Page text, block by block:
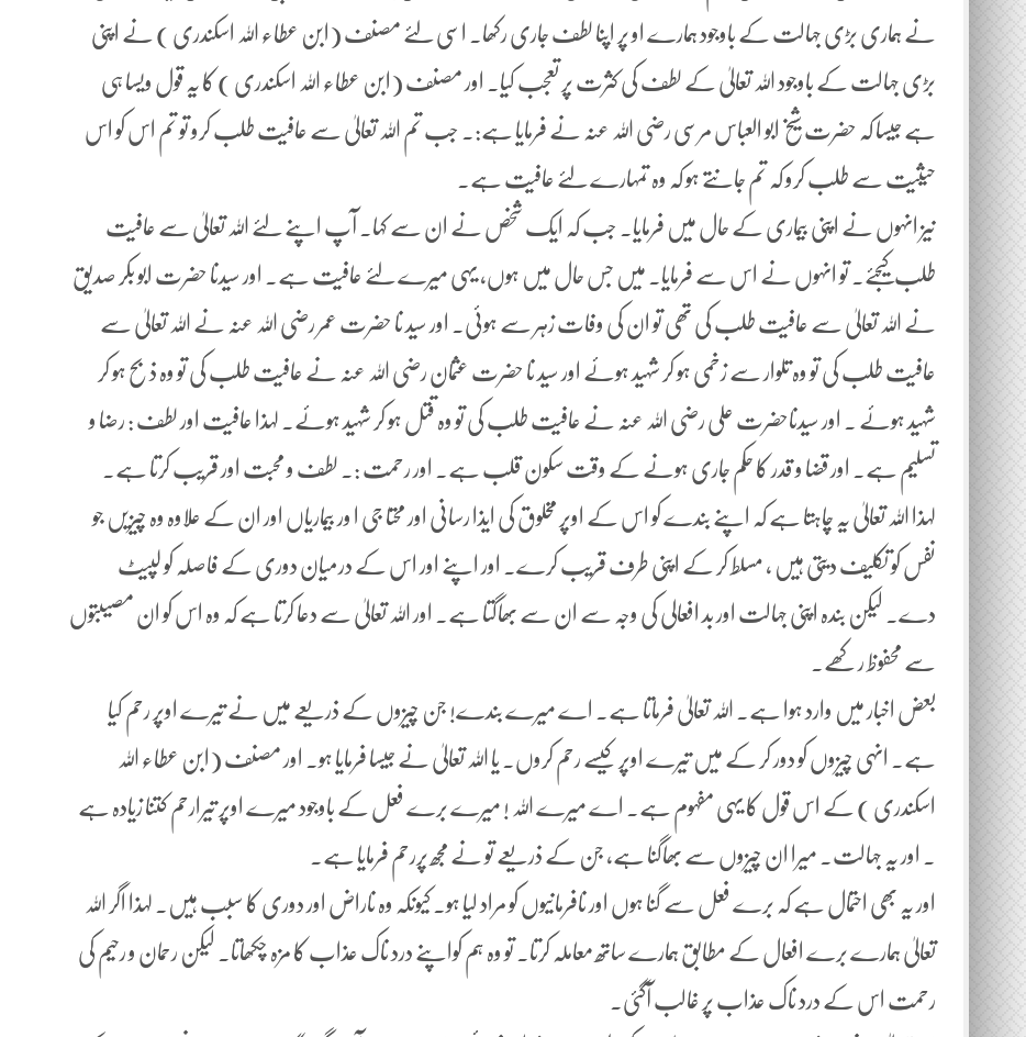
نے ہماری بڑی جہالت کے باوجود ہمارے او پر اپنا لطف جاری رکھا۔ اسی لئے مصنف (ابن عطاء اللہ اسکندری ) نے اپنی
بڑی جہالت کے باوجود اللہ تعالیٰ کے لطف کی کثرت پر تعجب کیا۔ اور مصنف (ابن عطاء اللہ اسکندری ) کا یہ قول ویسا ہی
ہے جیسا کہ حضرت شیخ ابو العباس مرسی رضی اللہ عنہ نے فرمایا ہے:۔ جب تم اللہ تعالیٰ سے عافیت طلب کرو تو تم اس کو اس
حیثیت سے طلب کرو کہ تم جانتے ہو کہ وہ تمہارے لئے عافیت ہے۔
نیز انہوں نے اپنی بیماری کے حال میں فرمایا۔ جب کہ ایک شخص نے ان سے کہا۔ آپ اپنے لئے اللہ تعالیٰ سے عافیت
طلب کیجئے۔ تو انہوں نے اس سے فرمایا۔ میں جس حال میں ہوں، یہی میرے لئے عافیت ہے۔ اور سیدنا حضرت ابو بکر صدیق
نے اللہ تعالیٰ سے عافیت طلب کی تھی تو ان کی وفات زہر سے ہوئی۔ اور سید نا حضرت عمر رضی اللہ عنہ نے اللہ تعالیٰ سے
عافیت طلب کی تو وہ تلوار سے زخمی ہو کر شہید ہوئے اور سید نا حضرت عثمان رضی اللہ عنہ نے عافیت طلب کی تو وہ ذبح ہو کر
شہید ہوئے ۔ اور سیدناحضرت علی رضی اللہ عنہ نے عافیت طلب کی تو وہ قتل ہو کر شہید ہوئے۔ لہذا عافیت اور لطف : رضا و
تسلیم ہے۔ اور قضا و قدر کا حکم جاری ہونے کے وقت سکون قلب ہے۔ اور رحمت :۔ لطف و محبت اور قریب کرتا ہے۔
لہذا اللہ تعالیٰ یہ چاہتا ہے کہ اپنے بندے کو اس کے اوپر مخلوق کی ایذا رسانی اور محتا جی ا ور بیماریاں اور ان کے علاوہ وہ چیزیں جو
نفس کو تکلیف دیتی ہیں ، مسلط کر کے اپنی طرف قریب کرے۔ اور اپنے اور اس کے درمیان دوری کے فاصلہ کو لپیٹ
دے۔ لیکن بندہ اپنی جہالت اور بد افعالی کی وجہ سے ان سے بھاگتا ہے۔ اور اللہ تعالیٰ سے دعا کرتا ہے کہ وہ اس کو ان مصیبتوں
سے محفوظ رکھے۔
بعض اخبار میں وارد ہوا ہے۔ اللہ تعالیٰ فرماتا ہے۔ اے میرے بندے! جن چیزوں کے ذریعے میں نے تیرے اوپر رحم کیا
ہے۔ انہی چیزوں کو دور کر کے میں تیرے اوپر کیسے رحم کروں۔ یا اللہ تعالیٰ نے جیسا فرمایا ہو۔ اور مصنف (ابن عطاء اللہ
اسکندری ) کے اس قول کا یہی مفہوم ہے۔ اے میرے اللہ ! میرے برے فعل کے باوجود میرے اوپر تیرارحم کتنا زیادہ ہے
۔ اور یہ جہالت۔ میرا ان چیزوں سے بھاگنا ہے، جن کے ذریعے تو نے مجھ پررحم فرمایا ہے۔
اور یہ بھی احتمال ہے کہ برے فعل سے گنا ہوں اور نافرمانیوں کو مراد لیا ہو۔ کیونکہ وہ ناراض اور دوری کا سبب ہیں۔ لہذا اگر اللہ
تعالیٰ ہمارے برے افعال کے مطابق ہمارے ساتھ معاملہ کرتا۔ تو وہ ہم کواپنے درد ناک عذاب کا مزہ چکھاتا۔ لیکن رحمان و رحیم کی
رحمت اس کے درد ناک عذاب پر غالب آگئی۔